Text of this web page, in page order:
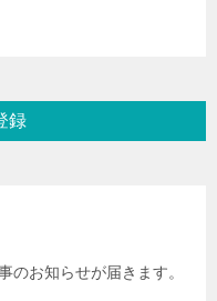
録
のお知らせが届きます。